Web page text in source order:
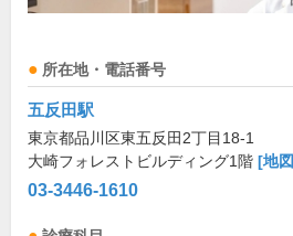
所在地・電話番号
五反田駅
東京都品川区東五反田2丁目18-1
大崎フォレストビルディング1階 [地
03-3446-1610